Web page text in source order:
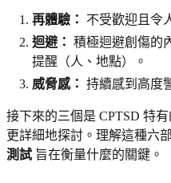
再體驗：
不受歡迎且令
迴避： 積極迴避創傷的
提醒（人、地點）。
威脅感： 持續感到高度
接下來的三個是 CPTSD 特
更詳細地探討。理解這種六
測試 旨在衡量什麼的關鍵。